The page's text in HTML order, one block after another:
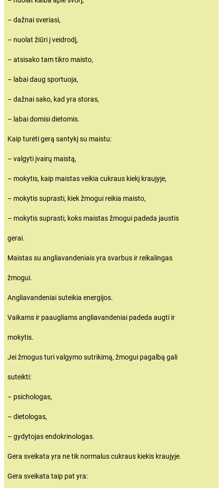
– dažnai sveriasi,
– nuolat žiūri į veidrodį,
– atsisako tam tikro maisto,
– labai daug sportuoja,
– dažnai sako, kad yra storas,
– labai domisi dietomis.
Kaip turėti gerą santykį su maistu:
– valgyti įvairų maistą,
– mokytis, kaip maistas veikia cukraus kiekį kraujyje,
– mokytis suprasti, kiek žmogui reikia maisto,
– mokytis suprasti, koks maistas žmogui padeda jaustis
gerai.
Maistas su angliavandeniais yra svarbus ir reikalingas
žmogui.
Angliavandeniai suteikia energijos.
Vaikams ir paaugliams angliavandeniai padeda augti ir
mokytis.
Jei žmogus turi valgymo sutrikimą, žmogui pagalbą gali
suteikti:
– psichologas,
– dietologas,
– gydytojas endokrinologas.
Gera sveikata yra ne tik normalus cukraus kiekis kraujyje.
Gera sveikata taip pat yra: